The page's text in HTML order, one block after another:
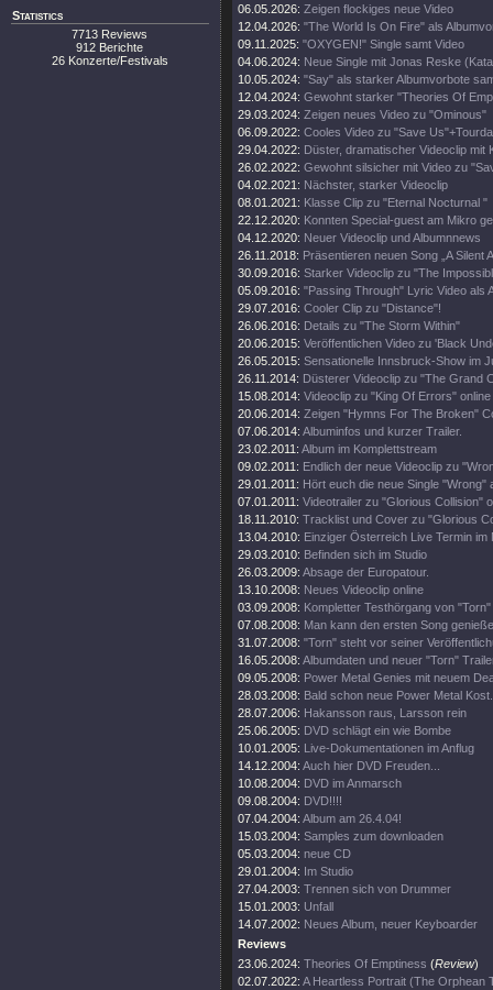
Statistics
7713 Reviews
912 Berichte
26 Konzerte/Festivals
06.05.2026: Zeigen flockiges neue Video
12.04.2026: "The World Is On Fire" als
09.11.2025: "OXYGEN!" Single samt Video
04.06.2024: Neue Single mit Jonas Reske
10.05.2024: "Say" als starker Albumvorbote
12.04.2024: Gewohnt starker "Theories Of
29.03.2024: Zeigen neues Video zu "Ominous"
06.09.2022: Cooles Video zu "Save
29.04.2022: Düster, dramatischer Videoclip mit
26.02.2022: Gewohnt silsicher mit Video zu
04.02.2021: Nächster, starker Videoclip
08.01.2021: Klasse Clip zu "Eternal Nocturnal "
22.12.2020: Konnten Special-guest am Mikro
04.12.2020: Neuer Videoclip und Albumnnews
26.11.2018: Präsentieren neuen Song „A Silent
30.09.2016: Starker Videoclip zu "The
05.09.2016: "Passing Through" Lyric Video als
29.07.2016: Cooler Clip zu "Distance"!
26.06.2016: Details zu "The Storm Within"
20.06.2015: Veröffentlichen Video zu 'Black
26.05.2015: Sensationelle Innsbruck-Show im
26.11.2014: Düsterer Videoclip zu "The Grand
15.08.2014: Videoclip zu "King Of Errors" online
20.06.2014: Zeigen "Hymns For The Broken"
07.06.2014: Albuminfos und kurzer Trailer.
23.02.2011: Album im Komplettstream
09.02.2011: Endlich der neue Videoclip zu
29.01.2011: Hört euch die neue Single "Wrong"
07.01.2011: Videotrailer zu "Glorious Collision"
18.11.2010: Tracklist und Cover zu "Glorious
13.04.2010: Einziger Österreich Live Termin im
29.03.2010: Befinden sich im Studio
26.03.2009: Absage der Europatour.
13.10.2008: Neues Videoclip online
03.09.2008: Kompletter Testhörgang von
07.08.2008: Man kann den ersten Song
31.07.2008: "Torn" steht vor seiner
16.05.2008: Albumdaten und neuer "Torn"
09.05.2008: Power Metal Genies mit neuem
28.03.2008: Bald schon neue Power Metal
28.07.2006: Hakansson raus, Larsson rein
25.06.2005: DVD schlägt ein wie Bombe
10.01.2005: Live-Dokumentationen im Anflug
14.12.2004: Auch hier DVD Freuden...
10.08.2004: DVD im Anmarsch
09.08.2004: DVD!!!!
07.04.2004: Album am 26.4.04!
15.03.2004: Samples zum downloaden
05.03.2004: neue CD
29.01.2004: Im Studio
27.04.2003: Trennen sich von Drummer
15.01.2003: Unfall
14.07.2002: Neues Album, neuer Keyboarder
Reviews
23.06.2024: Theories Of Emptiness (Review)
02.07.2022: A Heartless Portrait (The Orphean